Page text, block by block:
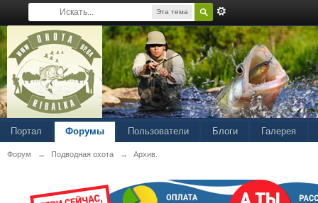
Эта тема
Портал Форумы Пользователи Блоги Галерея
Форум → Подводная охота → Архив.